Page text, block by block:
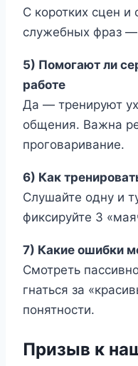
С коротких сцен и
служебных фраз
5) Помогают ли
работе
Да — тренируют
общения. Важна
проговаривание.
6) Как
Слушайте одну и
фиксируйте 3
7) Какие ошибки
Смотреть
гнаться за
понятности.
Призыв к